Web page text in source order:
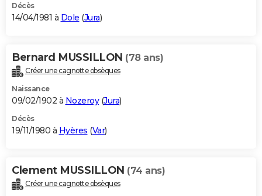
Décès
14/04/1981 à Dole (Jura)
Bernard MUSSILLON (78 ans)
Créer une cagnotte obsèques
Naissance
09/02/1902 à Nozeroy(Jura)
Décès
19/11/1980 à Hyères (Var)
Clement MUSSILLON (74 ans)
Créer une cagnotte obsèques